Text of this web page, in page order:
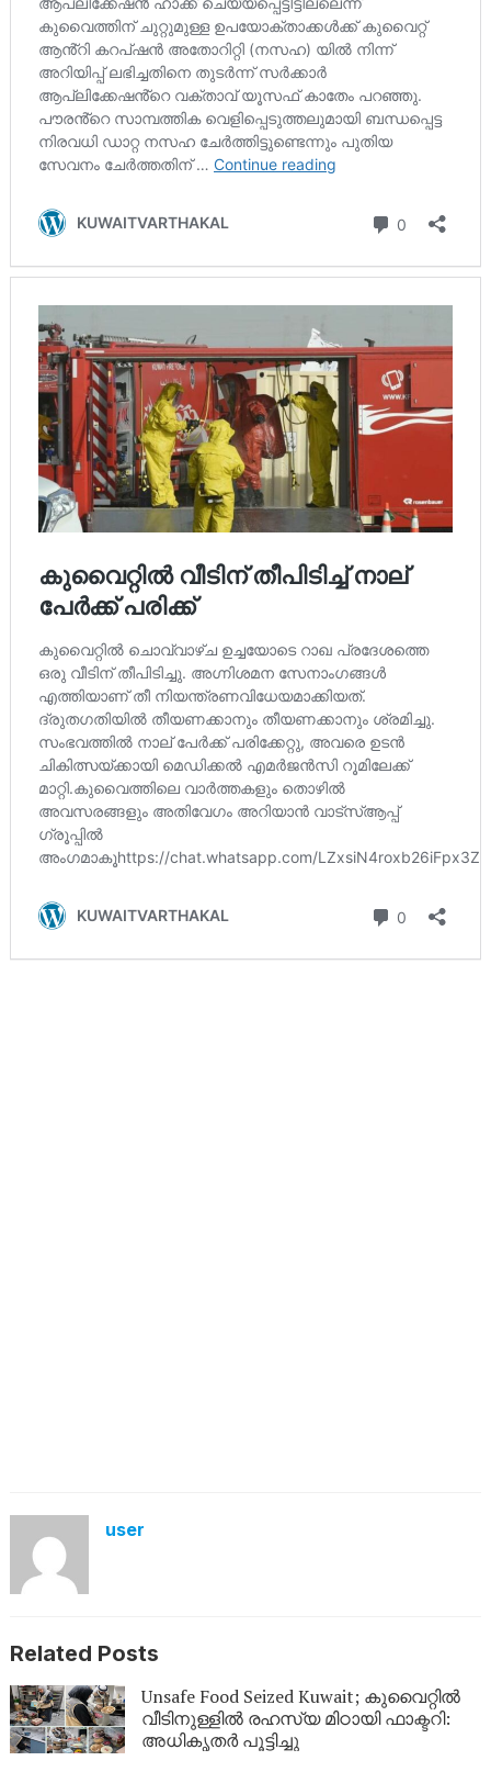
user
Related Posts
Unsafe Food Seized Kuwait; കുവൈറ്റിൽ
വീടിനുള്ളിൽ രഹസ്യ മിഠായി ഫാക്ടറി:
അധികൃതർ പൂട്ടിച്ചു